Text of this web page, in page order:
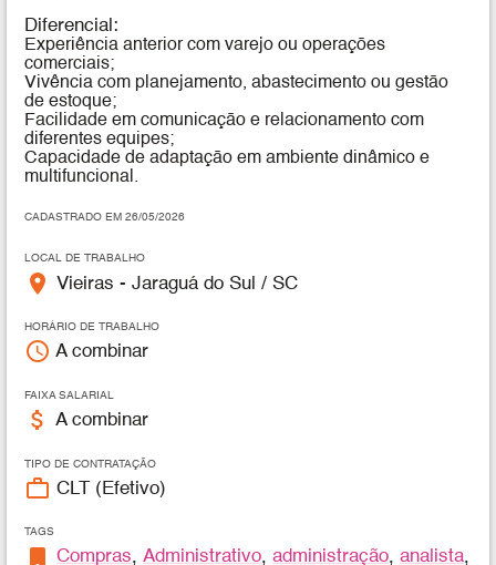
Diferencial:
Experiência anterior com varejo ou operações
comerciais;
Vivência com planejamento, abastecimento ou gestão
de estoque;
Facilidade em comunicação e relacionamento com
diferentes equipes;
Capacidade de adaptação em ambiente dinâmico e
multifuncional.
CADASTRADO EM 26/05/2026
LOCAL DE TRABALHO
place Vieiras - Jaraguá do Sul / SC
HORÁRIO DE TRABALHO
access_time A combinar
FAIXA SALARIAL
attach_money A combinar
TIPO DE CONTRATAÇÃO
work_outline CLT (Efetivo)
TAGS
bookmark Compras,Administrativo,administração,analista,